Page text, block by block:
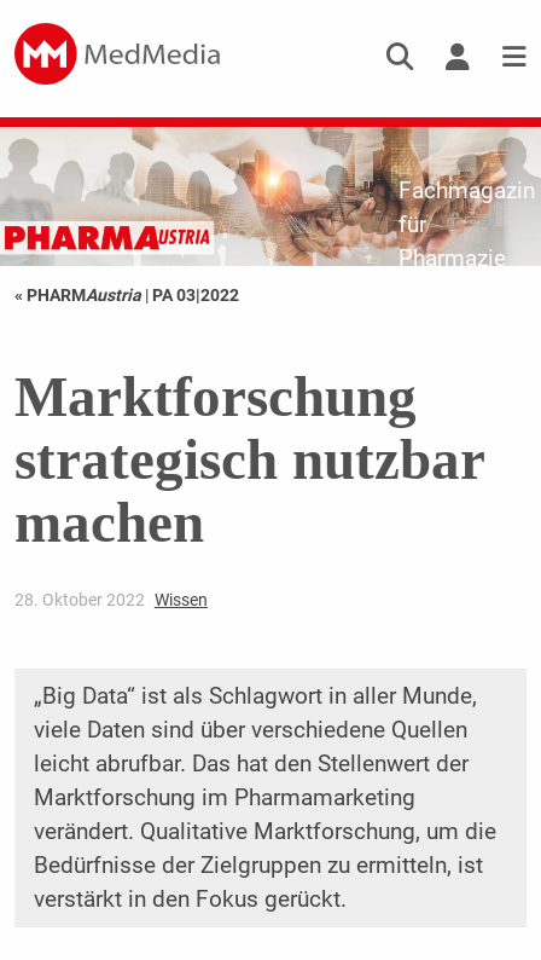
Fachmagazin
für
Pharmazie
« PHARMAustria | PA 03|2022
Marktforschung
strategisch nutzbar
machen
28. Oktober 2022 Wissen
„Big Data“ ist als Schlagwort in aller Munde,
viele Daten sind über verschiedene Quellen
leicht abrufbar. Das hat den Stellenwert der
Marktforschung im Pharmamarketing
verändert. Qualitative Marktforschung, um die
Bedürfnisse der Zielgruppen zu ermitteln, ist
verstärkt in den Fokus gerückt.